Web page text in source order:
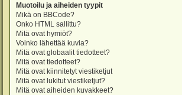
Muotoilu ja aiheiden tyypit
Mikä on BBCode?
Onko HTML sallittu?
Mitä ovat hymiöt?
Voinko lähettää kuvia?
Mitä ovat globaalit tiedotteet?
Mitä ovat tiedotteet?
Mitä ovat kiinnitetyt viestiketjut
Mitä ovat lukitut viestiketjut?
Mitä ovat aiheiden kuvakkeet?